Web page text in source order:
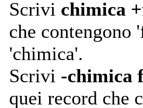
Scrivi chimica
che contengono
'chimica'.
Scrivi -chimica
quei record che